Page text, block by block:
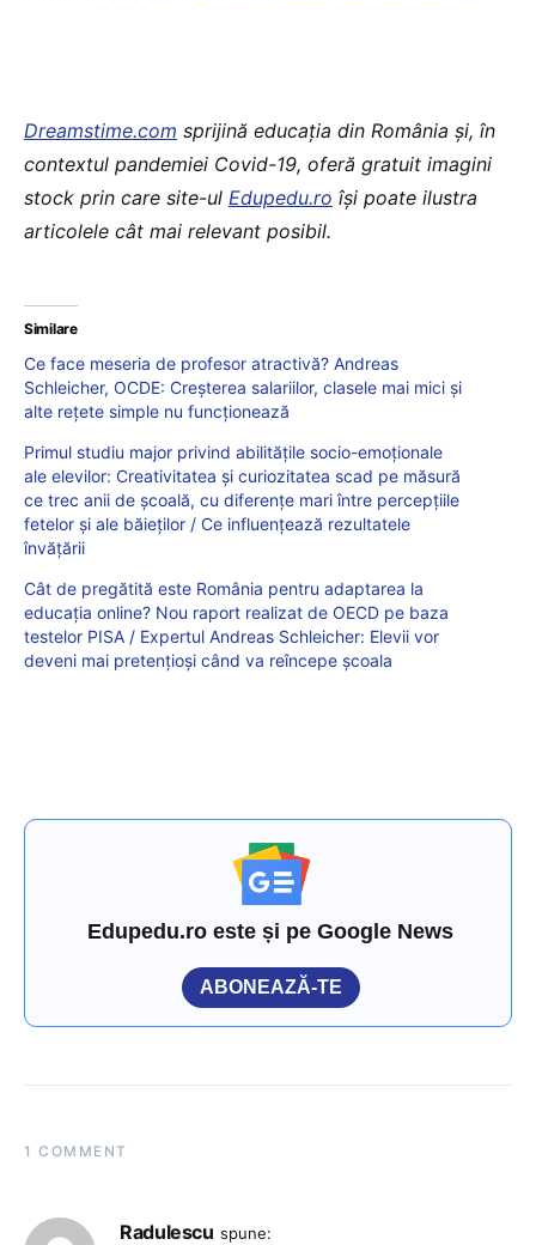
Dreamstime.com sprijină educaţia din România şi, în
contextul pandemiei Covid-19, oferă gratuit imagini
stock prin care site-ul Edupedu.ro îşi poate ilustra
articolele cât mai relevant posibil.
Similare
Ce face meseria de profesor atractivă? Andreas
Schleicher, OCDE: Creșterea salariilor, clasele mai mici și
alte rețete simple nu funcționează
Primul studiu major privind abilitățile socio-emoționale
ale elevilor: Creativitatea și curiozitatea scad pe măsură
ce trec anii de școală, cu diferențe mari între percepțiile
fetelor și ale băieților / Ce influențează rezultatele
învățării
Cât de pregătită este România pentru adaptarea la
educația online? Nou raport realizat de OECD pe baza
testelor PISA / Expertul Andreas Schleicher: Elevii vor
deveni mai pretențioși când va reîncepe școala
Edupedu.ro este și pe Google News
ABONEAZĂ-TE
1 COMMENT
Radulescu spune: